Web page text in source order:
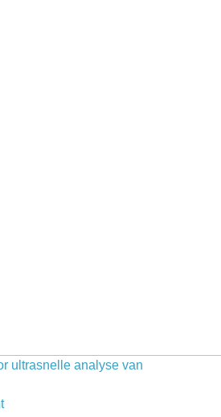
ultrasnelle analyse van